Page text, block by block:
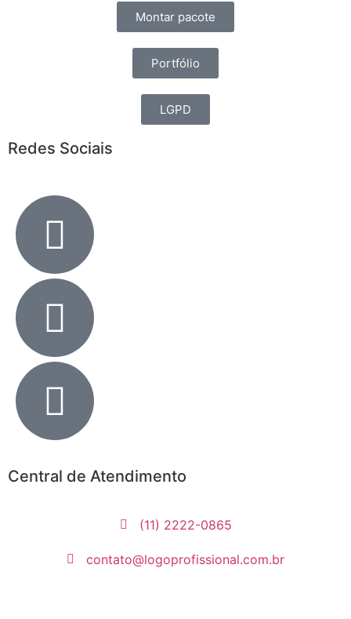
Montar pacote
Portfólio
LGPD
Redes Sociais
Central de Atendimento
(11) 2222-0865
contato@logoprofissional.com.br